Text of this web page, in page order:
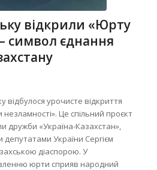
відкрили «Юрту
символ єднання
відбулося урочисте відкриття
Це спільний проєкт
дружби «Україна-Казахстан»,
депутатами України Сергієм
діаспорою. У
юрти сприяв народний